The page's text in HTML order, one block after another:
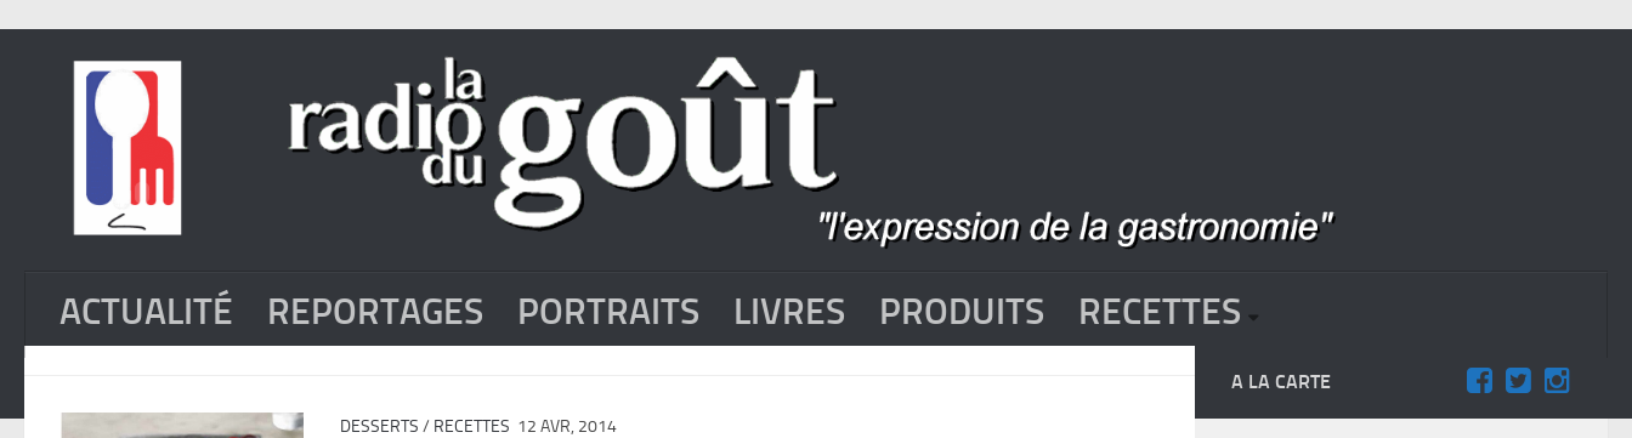
ACTUALITÉ REPORTAGES PORTRAITS LIVRES PRODUITS RECETTES
DESSERTS / RECETTES 12 AVR, 2014
A LA CARTE